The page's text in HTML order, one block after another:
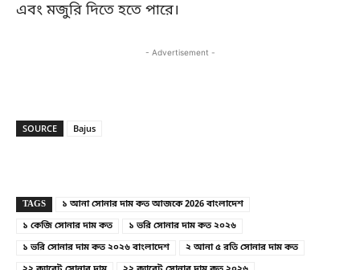
এবং মজুরি দিতে হতে পারে।
- Advertisement -
SOURCE Bajus
TAGS
১ আনা সোনার দাম কত আজকে 2026 বাংলাদেশ
১ কেজি সোনার দাম কত
১ ভরি সোনার দাম কত ২০২৬
১ ভরি সোনার দাম কত ২০২৬ বাংলাদেশ
২ আনা ৫ রতি সোনার দাম কত